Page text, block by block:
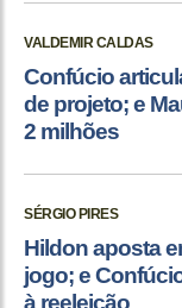
VALDEMIR CALDAS
Confúcio
de projeto; e
2 milhões
SÉRGIO PIRES
Hildon aposta
jogo; e
à reeleição